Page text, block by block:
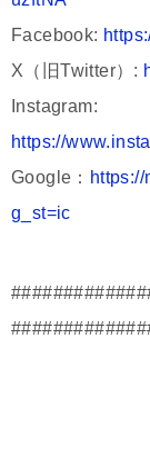
Facebook:
X（旧Twitter）:
Instagram:
https://
Google：
g_st=ic